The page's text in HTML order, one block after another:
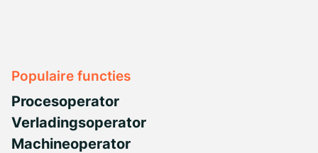
Populaire functies
Procesoperator
Verladingsoperator
Machineoperator